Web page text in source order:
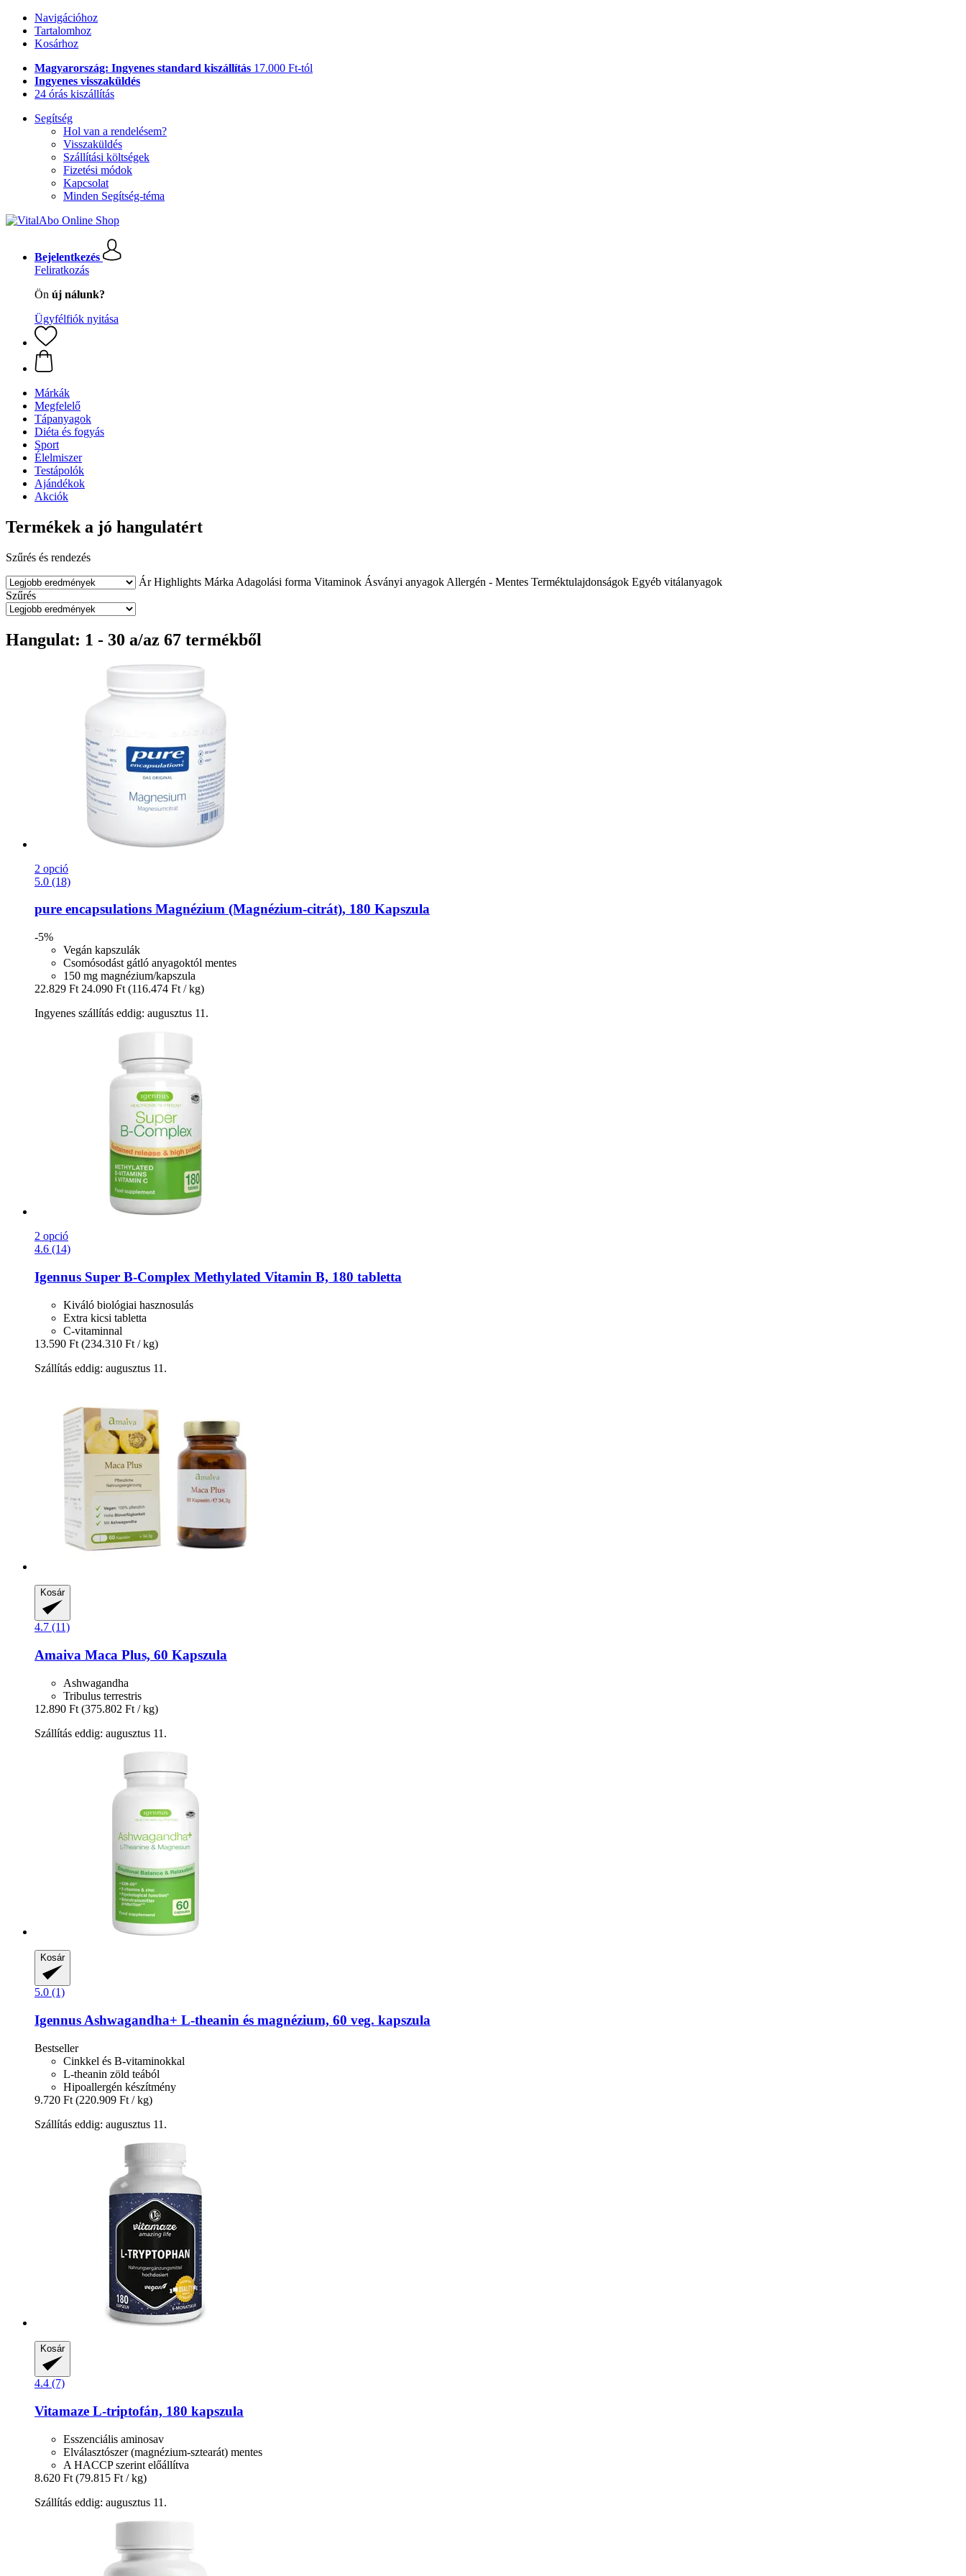
Navigációhoz
Tartalomhoz
Kosárhoz
Magyarország: Ingyenes standard kiszállítás 17.000 Ft-tól
Ingyenes visszaküldés
24 órás kiszállítás
Segítség
Hol van a rendelésem?
Visszaküldés
Szállítási költségek
Fizetési módok
Kapcsolat
Minden Segítség-téma
Bejelentkezés
Feliratkozás
Ön új nálunk?
Ügyfélfiók nyitása
Márkák
Megfelelő
Tápanyagok
Diéta és fogyás
Sport
Élelmiszer
Testápolók
Ajándékok
Akciók
Termékek a jó hangulatért
Szűrés és rendezés
Ár Highlights Márka Adagolási forma Vitaminok Ásványi anyagok Allergén - Mentes Terméktulajdonságok Egyéb vitálanyagok
Szűrés
Hangulat: 1 - 30 a/az 67 termékből
2 opció
5.0 (18)
pure encapsulations Magnézium (Magnézium-​citrát), 180 Kapszula
-5%
Vegán kapszulák
Csomósodást gátló anyagoktól mentes
150 mg magnézium/kapszula
22.829 Ft 24.090 Ft (116.474 Ft / kg)
Ingyenes szállítás eddig: augusztus 11.
2 opció
4.6 (14)
Igennus Super B-​Complex Methylated Vitamin B, 180 tabletta
Kiváló biológiai hasznosulás
Extra kicsi tabletta
C-vitaminnal
13.590 Ft (234.310 Ft / kg)
Szállítás eddig: augusztus 11.
Kosár
4.7 (11)
Amaiva Maca Plus, 60 Kapszula
Ashwagandha
Tribulus terrestris
12.890 Ft (375.802 Ft / kg)
Szállítás eddig: augusztus 11.
Kosár
5.0 (1)
Igennus Ashwagandha+ L-​theanin és magnézium, 60 veg. kapszula
Bestseller
Cinkkel és B-vitaminokkal
L-theanin zöld teából
Hipoallergén készítmény
9.720 Ft (220.909 Ft / kg)
Szállítás eddig: augusztus 11.
Kosár
4.4 (7)
Vitamaze L-​triptofán, 180 kapszula
Esszenciális aminosav
Elválasztószer (magnézium-sztearát) mentes
A HACCP szerint előállítva
8.620 Ft (79.815 Ft / kg)
Szállítás eddig: augusztus 11.